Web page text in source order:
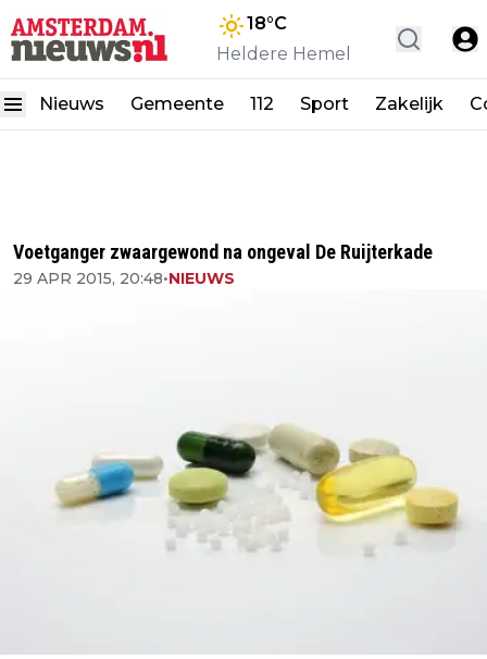
18°C
Heldere Hemel
Nieuws Gemeente 112 Sport Zakelijk
Voetganger zwaargewond na ongeval De Ruijterkade
29 APR 2015, 20:48•NIEUWS